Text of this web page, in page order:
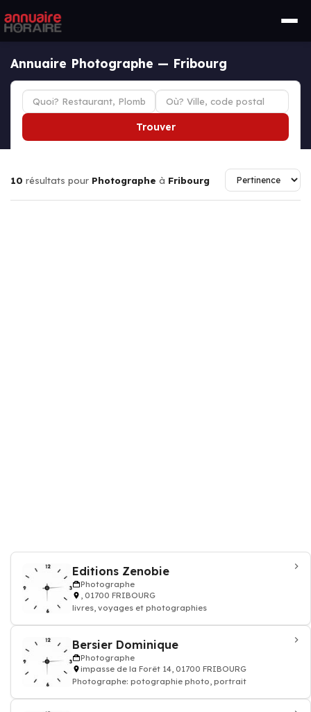
Annuaire Photographe — Fribourg
Trouver
10 résultats pour Photographe à Fribourg
Editions Zenobie
Photographe
, 01700 FRIBOURG
livres, voyages et photographies
Bersier Dominique
Photographe
impasse de la Forêt 14, 01700 FRIBOURG
Photographe: potographie photo, portrait